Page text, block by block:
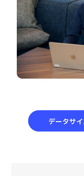
データサ